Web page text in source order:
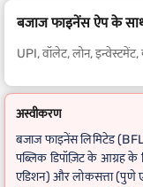
बजाज फाइनेंस ऐप के
UPI, वॉलेट, लोन, इन्वेस्टमेंट,
अस्वीकरण
बजाज फाइनेंस लिमिटेड
पब्लिक डिपॉज़िट के आग्रह के
एडिशन) और लोकसत्ता (पुणे